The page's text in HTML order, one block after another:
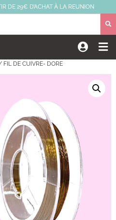
DE 29€ D’ACHAT À LA REUNION
DE CUIVRE- DORE